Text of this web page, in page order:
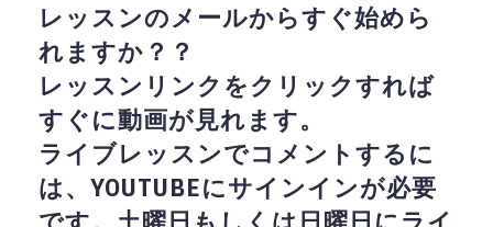
レッスンのメールからすぐ始めら
れますか？？
レッスンリンクをクリックすれば
すぐに動画が見れます。
ライブレッスンでコメントするに
は、YOUTUBEにサインインが必要